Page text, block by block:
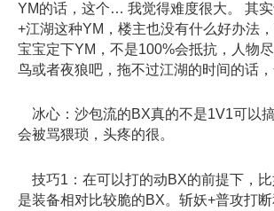
YM的话，这个… 我觉得难度很大。 其
+江湖这种YM，楼主也没有什么好办法
宝宝定下YM，不是100%会抵抗，人物
鸟或者夜狼吧，拖不过江湖的时间的话，
冰心：沙包流的BX真的不是1V1可以
会被骂猥琐，头疼的很。
技巧1：在可以打的动BX的前提下，
是装备相对比较脆的BX。斩妖+普攻打